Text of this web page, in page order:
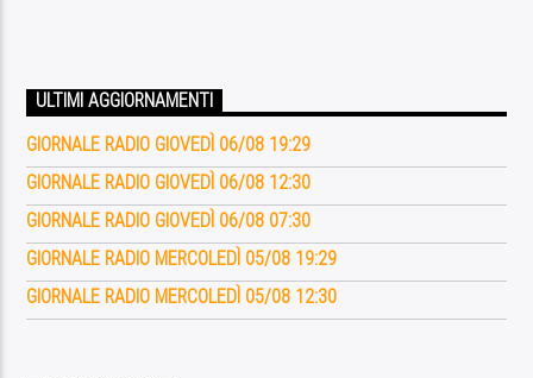
ULTIMI AGGIORNAMENTI
GIORNALE RADIO GIOVEDÌ 06/08 19:29
GIORNALE RADIO GIOVEDÌ 06/08 12:30
GIORNALE RADIO GIOVEDÌ 06/08 07:30
GIORNALE RADIO MERCOLEDÌ 05/08 19:29
GIORNALE RADIO MERCOLEDÌ 05/08 12:30